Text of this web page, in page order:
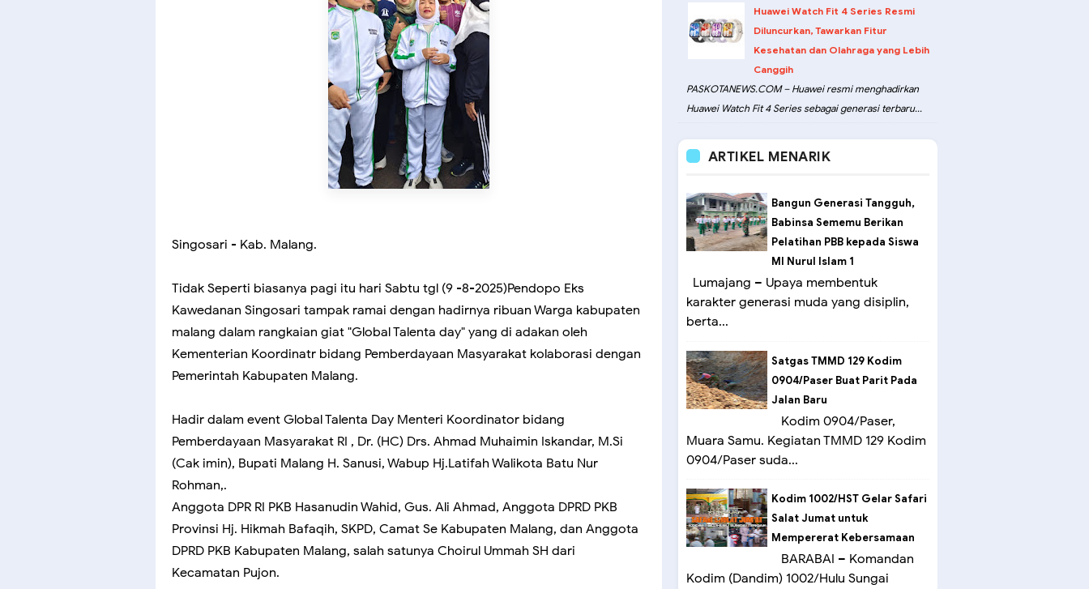
Singosari - Kab. Malang.
Tidak Seperti biasanya pagi itu hari Sabtu tgl (9 -8-2025)Pendopo Eks
Kawedanan Singosari tampak ramai dengan hadirnya ribuan Warga kabupaten
malang dalam rangkaian giat "Global Talenta day" yang di adakan oleh
Kementerian Koordinatr bidang Pemberdayaan Masyarakat kolaborasi dengan
Pemerintah Kabupaten Malang.
Hadir dalam event Global Talenta Day Menteri Koordinator bidang
Pemberdayaan Masyarakat RI , Dr. (HC) Drs. Ahmad Muhaimin Iskandar, M.Si
(Cak imin), Bupati Malang H. Sanusi, Wabup Hj.Latifah Walikota Batu Nur
Rohman,.
Anggota DPR RI PKB Hasanudin Wahid, Gus. Ali Ahmad, Anggota DPRD PKB
Provinsi Hj. Hikmah Bafaqih, SKPD, Camat Se Kabupaten Malang, dan Anggota
DPRD PKB Kabupaten Malang, salah satunya Choirul Ummah SH dari
Kecamatan Pujon.
Huawei Watch Fit 4 Series Resmi
Diluncurkan, Tawarkan Fitur
Kesehatan dan Olahraga yang Lebih
Canggih
PASKOTANEWS.COM – Huawei resmi menghadirkan
Huawei Watch Fit 4 Series sebagai generasi terbaru...
ARTIKEL MENARIK
Bangun Generasi Tangguh,
Babinsa Sememu Berikan
Pelatihan PBB kepada Siswa
MI Nurul Islam 1
Lumajang – Upaya membentuk
karakter generasi muda yang disiplin,
berta...
Satgas TMMD 129 Kodim
0904/Paser Buat Parit Pada
Jalan Baru
Kodim 0904/Paser,
Muara Samu. Kegiatan TMMD 129 Kodim
0904/Paser suda...
Kodim 1002/HST Gelar Safari
Salat Jumat untuk
Mempererat Kebersamaan
BARABAI – Komandan
Kodim (Dandim) 1002/Hulu Sungai